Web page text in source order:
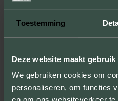
Toestemming
Deze website maakt
We gebruiken cookies om
personaliseren, om functies
Durch die
Texturen, sondern Sie
der Qualität unserer